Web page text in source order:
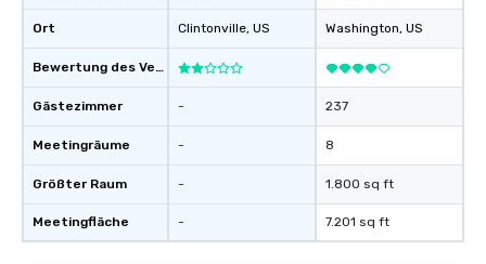
Ort
Bewertung des Veranstaltungsortes
Gästezimmer
Meetingräume
Größter Raum
Meetingfläche
Clintonville, US
-
-
-
-
Washington, US
237
8
1.800 sq ft
7.201 sq ft